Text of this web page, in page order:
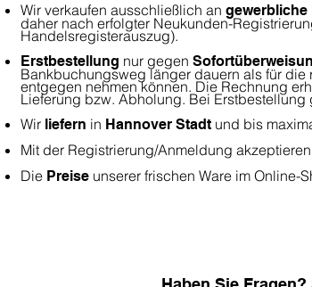
Wir verkaufen ausschließlich an gewerbliche
daher nach erfolgter Neukunden-
Handelsregisterauszug).
Erstbestellung nur gegen
Bankbuchungsweg länger dauern als für
entgegen nehmen können. Die Rechnung
Lieferung bzw. Abholung. Bei
Wir liefern in Hannover Stadt und bis
Mit der Registrierung/Anmeldung
Die Preise unserer frischen Ware im Online-